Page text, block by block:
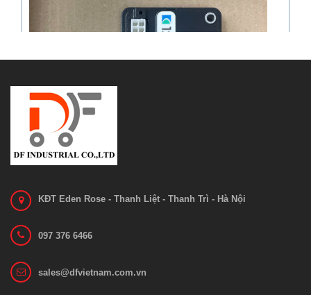
KĐT Eden Rose - Thanh Liệt - Thanh Trì - Hà Nội
097 376 6466
sales@dfvietnam.com.vn